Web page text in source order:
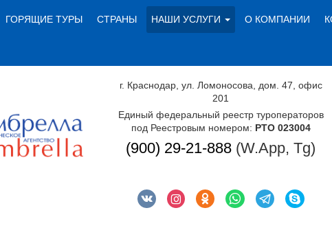
ГОРЯЩИЕ ТУРЫ СТРАНЫ НАШИ УСЛУГИ О КОМПАНИИ
г. Краснодар, ул. Ломоносова, дом. 47, офис
201
Единый федеральный реестр туроператоров
под Реестровым номером: РТО 023004
(900) 29-21-888 (W.App, Tg)